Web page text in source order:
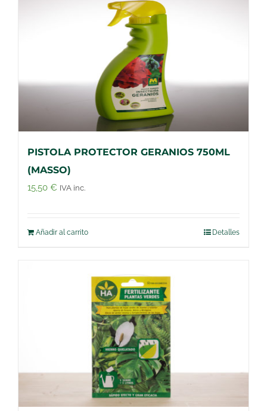
PISTOLA PROTECTOR GERANIOS 750ML
(MASSO)
15,50 € IVA inc.
Añadir al carrito Detalles